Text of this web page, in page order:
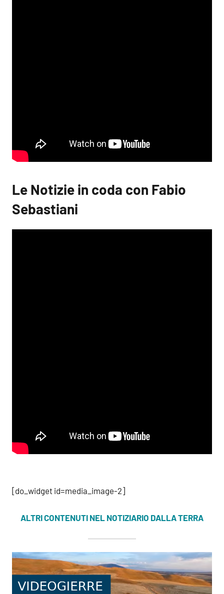
Le Notizie in coda con Fabio
Sebastiani
[do_widget id=media_image-2]
ALTRI CONTENUTI NEL NOTIZIARIO DALLA TERRA